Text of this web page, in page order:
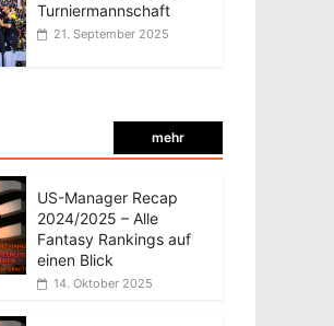
Turniermannschaft
21. September 2025
mehr
US-Manager Recap
2024/2025 – Alle
Fantasy Rankings auf
einen Blick
14. Oktober 2025